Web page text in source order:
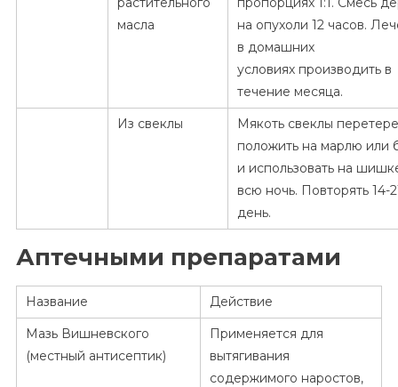
масла
на опухоли 12 часов.
в домашних
условиях производить в
течение месяца.
Из свеклы
Мякоть свеклы
положить на марлю или
и использовать на
всю ночь. Повторять 14-
день.
Аптечными препаратами
Название
Действие
Мазь Вишневского
(местный антисептик)
Применяется для
вытягивания
содержимого наростов,